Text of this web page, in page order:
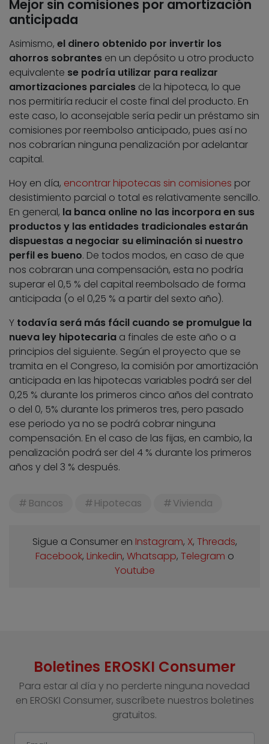
Mejor sin comisiones por amortización
anticipada
Asimismo, el dinero obtenido por invertir los
ahorros sobrantes en un depósito u otro producto
equivalente se podría utilizar para realizar
amortizaciones parciales de la hipoteca, lo que
nos permitiría reducir el coste final del producto. En
este caso, lo aconsejable sería pedir un préstamo sin
comisiones por reembolso anticipado, pues así no
nos cobrarían ninguna penalización por adelantar
capital.
Hoy en día, encontrar hipotecas sin comisiones por
desistimiento parcial o total es relativamente sencillo.
En general, la banca online no las incorpora en sus
productos y las entidades tradicionales estarán
dispuestas a negociar su eliminación si nuestro
perfil es bueno. De todos modos, en caso de que
nos cobraran una compensación, esta no podría
superar el 0,5 % del capital reembolsado de forma
anticipada (o el 0,25 % a partir del sexto año).
Y todavía será más fácil cuando se promulgue la
nueva ley hipotecaria a finales de este año o a
principios del siguiente. Según el proyecto que se
tramita en el Congreso, la comisión por amortización
anticipada en las hipotecas variables podrá ser del
0,25 % durante los primeros cinco años del contrato
o del 0, 5% durante los primeros tres, pero pasado
ese periodo ya no se podrá cobrar ninguna
compensación. En el caso de las fijas, en cambio, la
penalización podrá ser del 4 % durante los primeros
años y del 3 % después.
Bancos Hipotecas Vivienda
Sigue a Consumer en Instagram, X, Threads,
Facebook, Linkedin, Whatsapp, Telegram o
Youtube
Boletines EROSKI Consumer
Para estar al día y no perderte ninguna novedad
en EROSKI Consumer, suscríbete nuestros boletines
gratuitos.